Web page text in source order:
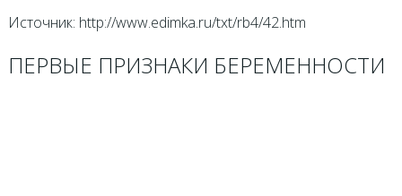
Источник: http://www.edimka.ru/txt/rb4/42.htm
ПЕРВЫЕ ПРИЗНАКИ БЕРЕМЕННОСТИ